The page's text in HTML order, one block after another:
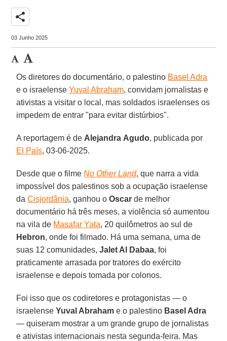
share
03 Junho 2025
Os diretores do documentário, o palestino Basel Adra
e o israelenseYuval Abraham, convidam jornalistas e
ativistas a visitar o local, mas soldados israelenses os
impedem de entrar "para evitar distúrbios".
A reportagem é de Alejandra Agudo, publicada por
El País, 03-06-2025.
Desde que o filmeNo Other Land, que narra a vida
impossível dos palestinos sob a ocupação israelense
daCisjordânia, ganhou oOscar de melhor
documentário há três meses, a violência só aumentou
na vila de Masafar Yata, 20 quilômetros ao sul de
Hebron, onde foi filmado. Há uma semana, uma de
suas 12 comunidades,Jalet Al Dabaa, foi
praticamente arrasada por tratores do exército
israelense e depois tomada por colonos.
Foi isso que os codiretores e protagonistas — o
israelenseYuval Abraham e o palestino Basel Adra
— quiseram mostrar a um grande grupo de jornalistas
e ativistas internacionais nesta segunda-feira. Mas